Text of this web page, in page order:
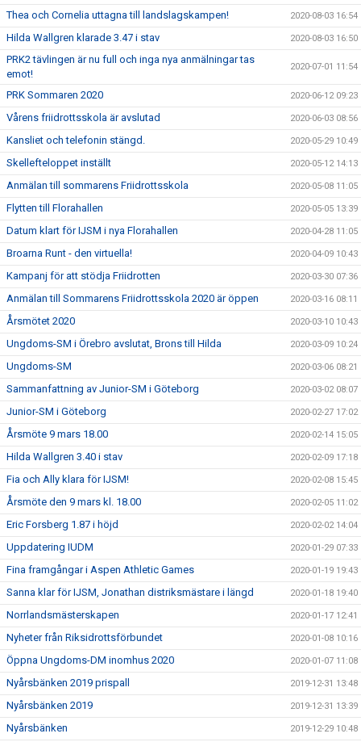
Thea och Cornelia uttagna till landslagskampen! 2020-08-03 16:54
Hilda Wallgren klarade 3.47 i stav 2020-08-03 16:50
PRK2 tävlingen är nu full och inga nya anmälningar tas
emot!
2020-07-01 11:54
PRK Sommaren 2020 2020-06-12 09:23
Vårens friidrottsskola är avslutad 2020-06-03 08:56
Kansliet och telefonin stängd. 2020-05-29 10:49
Skellefteloppet inställt 2020-05-12 14:13
Anmälan till sommarens Friidrottsskola 2020-05-08 11:05
Flytten till Florahallen 2020-05-05 13:39
Datum klart för IJSM i nya Florahallen 2020-04-28 11:05
Broarna Runt - den virtuella! 2020-04-09 10:43
Kampanj för att stödja Friidrotten 2020-03-30 07:36
Anmälan till Sommarens Friidrottsskola 2020 är öppen 2020-03-16 08:11
Årsmötet 2020 2020-03-10 10:43
Ungdoms-SM i Örebro avslutat, Brons till Hilda 2020-03-09 10:24
Ungdoms-SM 2020-03-06 08:21
Sammanfattning av Junior-SM i Göteborg 2020-03-02 08:07
Junior-SM i Göteborg 2020-02-27 17:02
Årsmöte 9 mars 18.00 2020-02-14 15:05
Hilda Wallgren 3.40 i stav 2020-02-09 17:18
Fia och Ally klara för IJSM! 2020-02-08 15:45
Årsmöte den 9 mars kl. 18.00 2020-02-05 11:02
Eric Forsberg 1.87 i höjd 2020-02-02 14:04
Uppdatering IUDM 2020-01-29 07:33
Fina framgångar i Aspen Athletic Games 2020-01-19 19:43
Sanna klar för IJSM, Jonathan distriksmästare i längd 2020-01-18 19:40
Norrlandsmästerskapen 2020-01-17 12:41
Nyheter från Riksidrottsförbundet 2020-01-08 10:16
Öppna Ungdoms-DM inomhus 2020 2020-01-07 11:08
Nyårsbänken 2019 prispall 2019-12-31 13:48
Nyårsbänken 2019 2019-12-31 13:39
Nyårsbänken 2019-12-29 10:48